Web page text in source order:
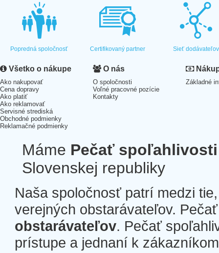
Popredná spoločnosť Certifikovaný partner Sieť dodávateľov
Všetko o nákupe
Ako nakupovať
Cena dopravy
Ako platiť
Ako reklamovať
Servisné strediská
Obchodné podmienky
Reklamačné podmienky
O nás
O spoločnosti
Voľné pracovné pozície
Kontakty
Základné
Máme Pečať spoľahlivosti
Slovenskej republiky
Naša spoločnosť patrí medzi
verejných obstarávateľov.
obstarávateľov. Pečať
prístupe a jednaní k